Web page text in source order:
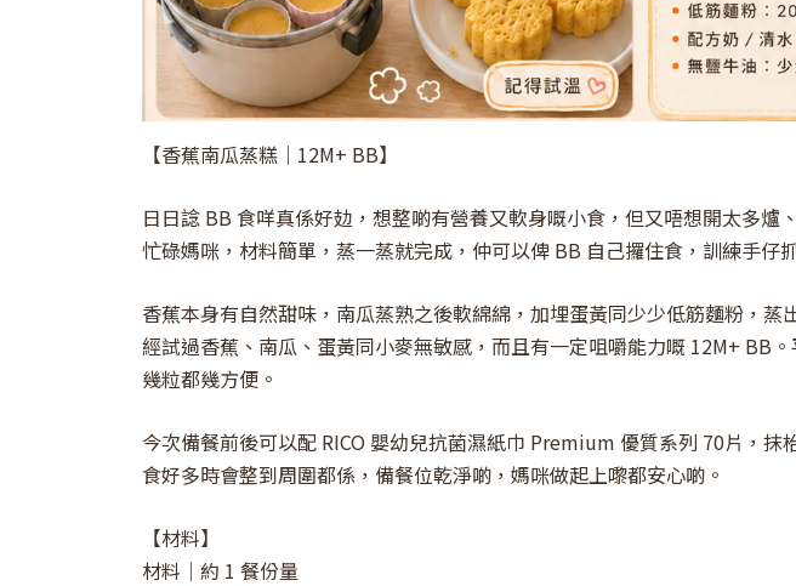
【香蕉南瓜蒸糕｜12M+ BB】
日日諗 BB 食咩真係好攰，想整啲有營養又軟身嘅小食，但又唔想開太多爐
忙碌媽咪，材料簡單，蒸一蒸就完成，仲可以俾 BB 自己攞住食，訓練手仔
香蕉本身有自然甜味，南瓜蒸熟之後軟綿綿，加埋蛋黃同少少低筋麵粉，蒸
經試過香蕉、南瓜、蛋黃同小麥無敏感，而且有一定咀嚼能力嘅 12M+ BB
幾粒都幾方便。
今次備餐前後可以配 RICO 嬰幼兒抗菌濕紙巾 Premium 優質系列 70片，抹
食好多時會整到周圍都係，備餐位乾淨啲，媽咪做起上嚟都安心啲。
【材料】
材料｜約 1 餐份量